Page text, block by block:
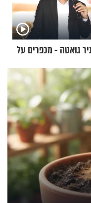
גואטה - מכפרים על